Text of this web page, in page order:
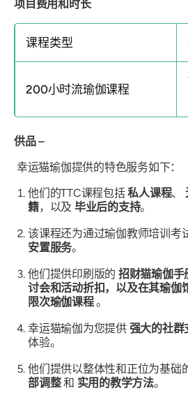
项目费用和时长
课程类型
200小时流瑜伽课程
供品 –
幸运猫瑜伽提供的特色服务如下：
他们的TTC课程包括私人课程、
籍，以及 毕业后的支持。
该课程还为通过瑜伽教师培训考
安置服务。
他们提供印刷版的 招财猫瑜伽手
讨会和活动折扣，以及在其瑜伽
限次瑜伽课程。
幸运猫瑜伽为您提供 强大的社群
体验。
他们提供以整体性和正位为基础
部调整和 实用的教学方法。